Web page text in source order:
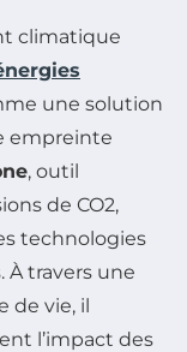
climatique
une solution
empreinte
, outil
de CO2,
technologies
À travers une
de vie, il
l’impact des